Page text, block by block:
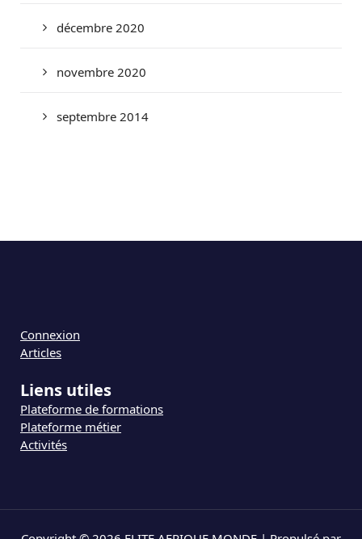
décembre 2020
novembre 2020
septembre 2014
Connexion
Articles
Liens utiles
Plateforme de formations
Plateforme métier
Activités